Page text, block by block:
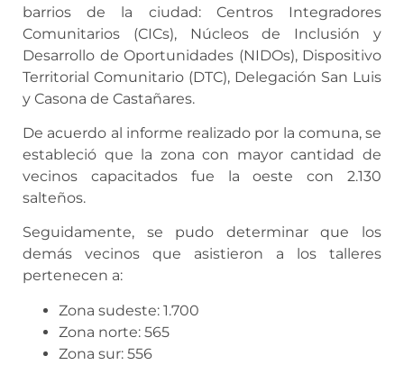
barrios de la ciudad: Centros Integradores
Comunitarios (CICs), Núcleos de Inclusión y
Desarrollo de Oportunidades (NIDOs), Dispositivo
Territorial Comunitario (DTC), Delegación San Luis
y Casona de Castañares.
De acuerdo al informe realizado por la comuna, se
estableció que la zona con mayor cantidad de
vecinos capacitados fue la oeste con 2.130
salteños.
Seguidamente, se pudo determinar que los
demás vecinos que asistieron a los talleres
pertenecen a:
Zona sudeste: 1.700
Zona norte: 565
Zona sur: 556